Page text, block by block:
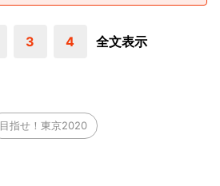
3 4 全文表示
目指せ！東京2020